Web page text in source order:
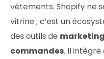
vêtements. Shopify ne
vitrine ; c’est un
des outils de
commandes. Il